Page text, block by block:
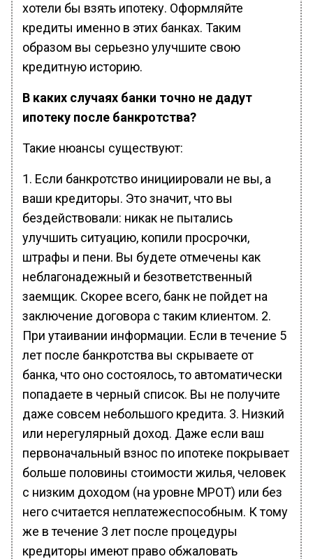
хотели бы взять ипотеку. Оформляйте
кредиты именно в этих банках. Таким
образом вы серьезно улучшите свою
кредитную историю.
В каких случаях банки точно не дадут
ипотеку после банкротства?
Такие нюансы существуют:
1. Если банкротство инициировали не вы, а
ваши кредиторы. Это значит, что вы
бездействовали: никак не пытались
улучшить ситуацию, копили просрочки,
штрафы и пени. Вы будете отмечены как
неблагонадежный и безответственный
заемщик. Скорее всего, банк не пойдет на
заключение договора с таким клиентом. 2.
При утаивании информации. Если в течение 5
лет после банкротства вы скрываете от
банка, что оно состоялось, то автоматически
попадаете в черный список. Вы не получите
даже совсем небольшого кредита. 3. Низкий
или нерегулярный доход. Даже если ваш
первоначальный взнос по ипотеке покрывает
больше половины стоимости жилья, человек
с низким доходом (на уровне МРОТ) или без
него считается неплатежеспособным. К тому
же в течение 3 лет после процедуры
кредиторы имеют право обжаловать